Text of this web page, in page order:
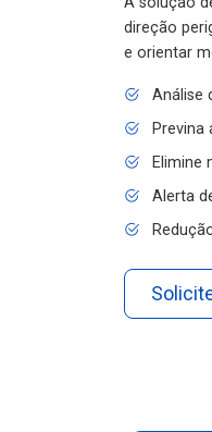
direção
e orientar
Análise
Previna
Elimine
Alerta